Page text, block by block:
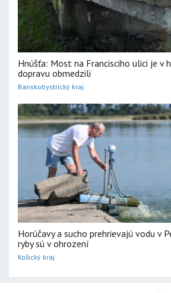
Hnúšťa: Most na Francisciho ulici je v
dopravu obmedzili
Banskobystrický kraj
Horúčavy a sucho prehrievajú vodu v
ryby sú v ohrození
Košický kraj